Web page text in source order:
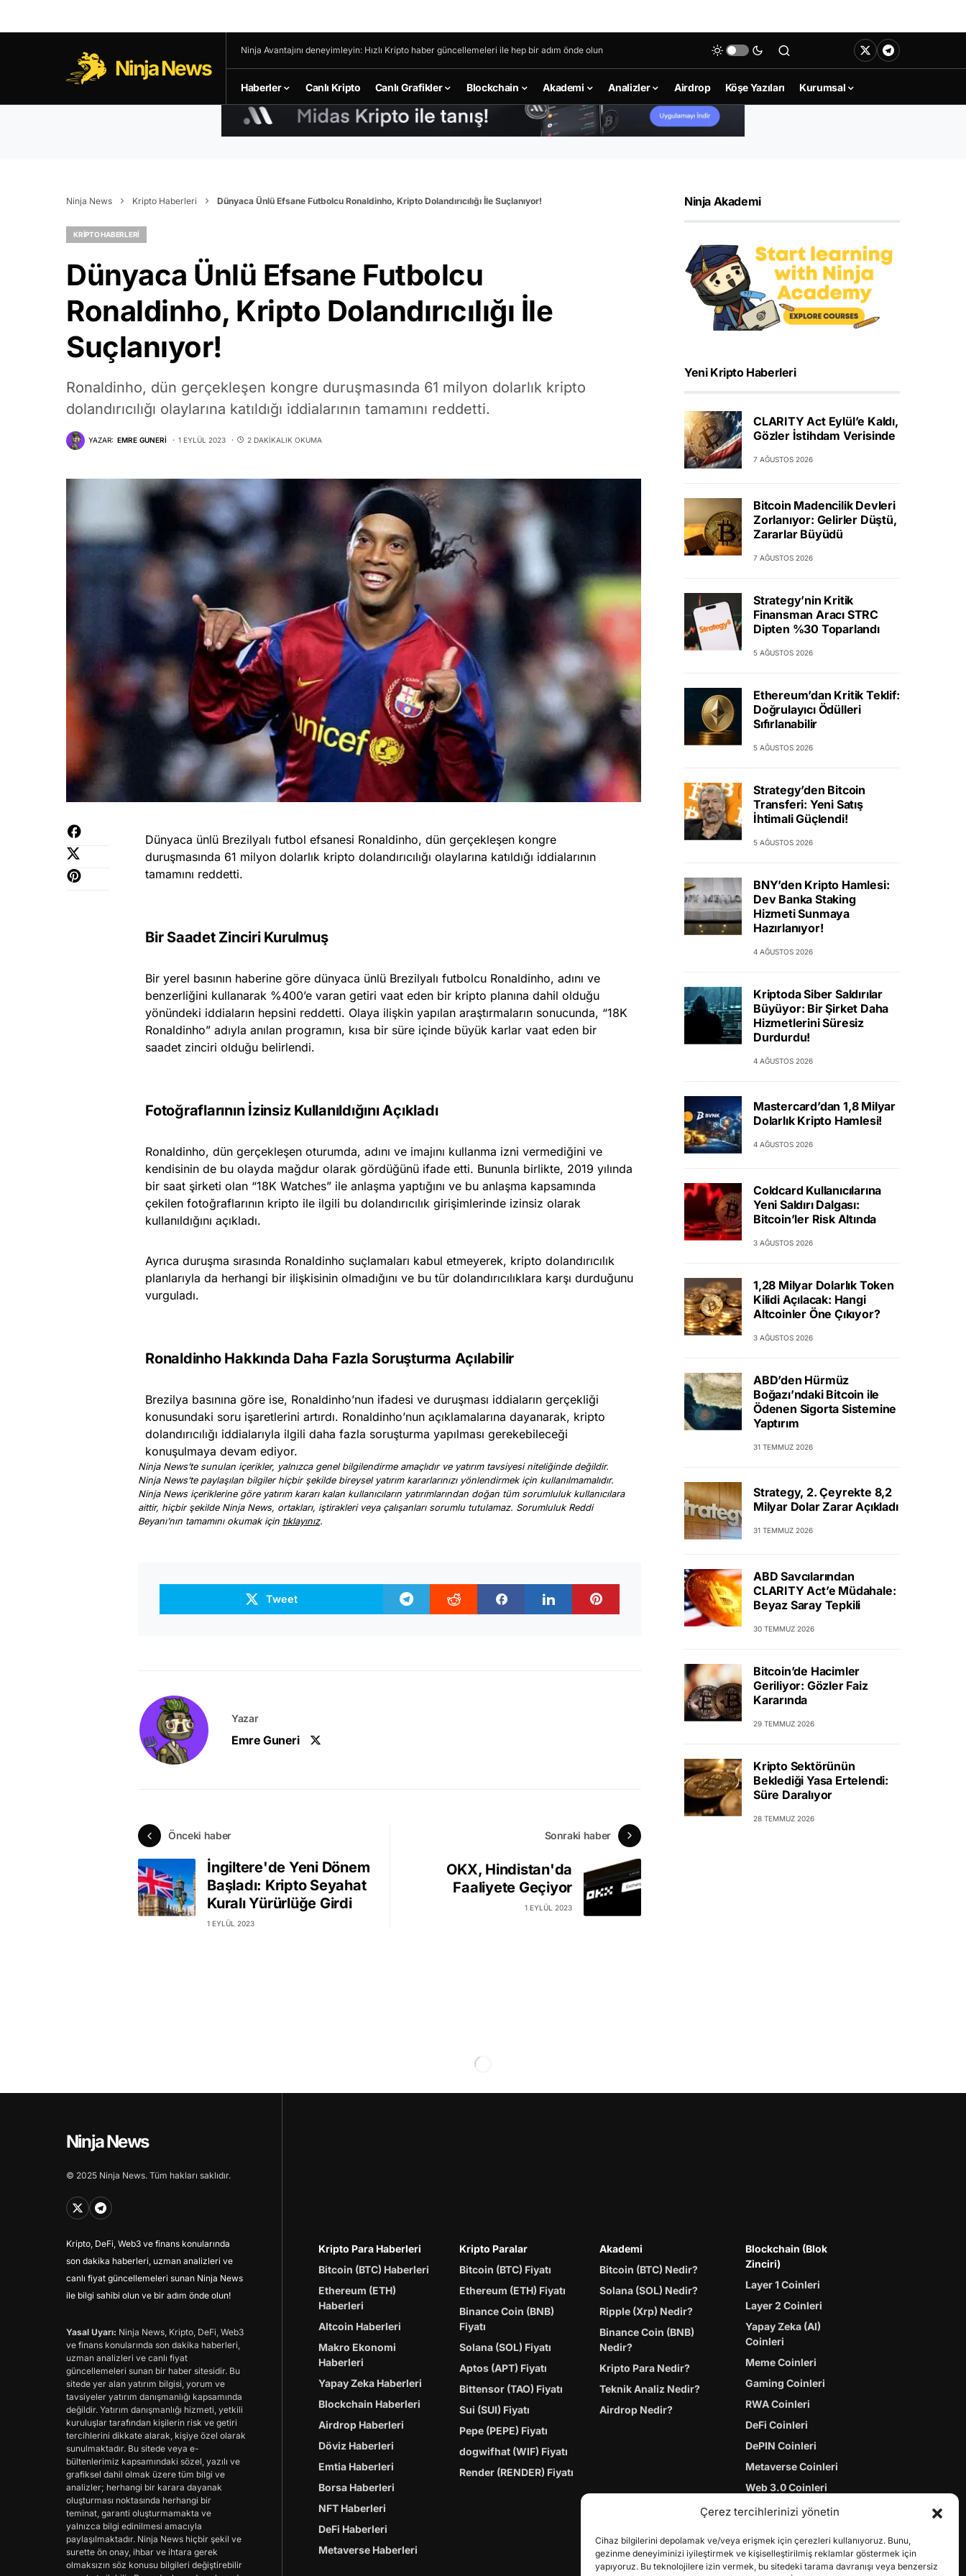
Çerez tercihlerinizi yönetin
Cihaz bilgilerini depolamak ve/veya erişmek için çerezleri kullanıyoruz. Bunu,
gezinme deneyiminizi iyileştirmek ve kişiselleştirilmiş reklamlar göstermek için
yapıyoruz. Bu teknolojilere izin vermek, bu sitedeki tarama davranışı veya benzersiz
Ninja News
Ninja Avantajını deneyimleyin: Hızlı Kripto haber güncellemeleri ile hep bir adım önde olun
Haberler Canlı Kripto Canlı Grafikler Blockchain Akademi Analizler Airdrop Köşe Yazıları Kurumsal
Ninja News Kripto Haberleri Dünyaca Ünlü Efsane Futbolcu Ronaldinho, Kripto Dolandırıcılığı İle Suçlanıyor!
KRIPTO HABERLERI
Dünyaca Ünlü Efsane Futbolcu
Ronaldinho, Kripto Dolandırıcılığı İle
Suçlanıyor!
Ronaldinho, dün gerçekleşen kongre duruşmasında 61 milyon dolarlık kripto
dolandırıcılığı olaylarına katıldığı iddialarının tamamını reddetti.
YAZAR: EMRE GUNERI 1 EYLÜL 2023 2 DAKIKALIK OKUMA
Dünyaca ünlü Brezilyalı futbol efsanesi Ronaldinho, dün gerçekleşen kongre
duruşmasında 61 milyon dolarlık kripto dolandırıcılığı olaylarına katıldığı iddialarının
tamamını reddetti.
Bir Saadet Zinciri Kurulmuş
Bir yerel basının haberine göre dünyaca ünlü Brezilyalı futbolcu Ronaldinho, adını ve
benzerliğini kullanarak %400’e varan getiri vaat eden bir kripto planına dahil olduğu
yönündeki iddiaların hepsini reddetti. Olaya ilişkin yapılan araştırmaların sonucunda, “18K
Ronaldinho” adıyla anılan programın, kısa bir süre içinde büyük karlar vaat eden bir
saadet zinciri olduğu belirlendi.
Fotoğraflarının İzinsiz Kullanıldığını Açıkladı
Ronaldinho, dün gerçekleşen oturumda, adını ve imajını kullanma izni vermediğini ve
kendisinin de bu olayda mağdur olarak gördüğünü ifade etti. Bununla birlikte, 2019 yılında
bir saat şirketi olan “18K Watches” ile anlaşma yaptığını ve bu anlaşma kapsamında
çekilen fotoğraflarının kripto ile ilgili bu dolandırıcılık girişimlerinde izinsiz olarak
kullanıldığını açıkladı.
Ayrıca duruşma sırasında Ronaldinho suçlamaları kabul etmeyerek, kripto dolandırıcılık
planlarıyla da herhangi bir ilişkisinin olmadığını ve bu tür dolandırıcılıklara karşı durduğunu
vurguladı.
Ronaldinho Hakkında Daha Fazla Soruşturma Açılabilir
Brezilya basınına göre ise, Ronaldinho’nun ifadesi ve duruşması iddiaların gerçekliği
konusundaki soru işaretlerini artırdı. Ronaldinho’nun açıklamalarına dayanarak, kripto
dolandırıcılığı iddialarıyla ilgili daha fazla soruşturma yapılması gerekebileceği
konuşulmaya devam ediyor.
Ninja News’te sunulan içerikler, yalnızca genel bilgilendirme amaçlıdır ve yatırım tavsiyesi niteliğinde değildir.
Ninja News’te paylaşılan bilgiler hiçbir şekilde bireysel yatırım kararlarınızı yönlendirmek için kullanılmamalıdır.
Ninja News içeriklerine göre yatırım kararı kalan kullanıcıların yatırımlarından doğan tüm sorumluluk kullanıcılara
aittir, hiçbir şekilde Ninja News, ortakları, iştirakleri veya çalışanları sorumlu tutulamaz. Sorumluluk Reddi
Beyanı’nın tamamını okumak için tıklayınız.
Tweet
Yazar
Emre Guneri
Önceki haber
İngiltere'de Yeni Dönem
Başladı: Kripto Seyahat
Kuralı Yürürlüğe Girdi
1 EYLÜL 2023
Sonraki haber
OKX, Hindistan'da
Faaliyete Geçiyor
1 EYLÜL 2023
Ninja Akademi
Yeni Kripto Haberleri
CLARITY Act Eylül’e Kaldı,
Gözler İstihdam Verisinde
7 AĞUSTOS 2026
Bitcoin Madencilik Devleri
Zorlanıyor: Gelirler Düştü,
Zararlar Büyüdü
7 AĞUSTOS 2026
Strategy’nin Kritik
Finansman Aracı STRC
Dipten %30 Toparlandı
5 AĞUSTOS 2026
Ethereum’dan Kritik Teklif:
Doğrulayıcı Ödülleri
Sıfırlanabilir
5 AĞUSTOS 2026
Strategy’den Bitcoin
Transferi: Yeni Satış
İhtimali Güçlendi!
5 AĞUSTOS 2026
BNY’den Kripto Hamlesi:
Dev Banka Staking
Hizmeti Sunmaya
Hazırlanıyor!
4 AĞUSTOS 2026
Kriptoda Siber Saldırılar
Büyüyor: Bir Şirket Daha
Hizmetlerini Süresiz
Durdurdu!
4 AĞUSTOS 2026
Mastercard’dan 1,8 Milyar
Dolarlık Kripto Hamlesi!
4 AĞUSTOS 2026
Coldcard Kullanıcılarına
Yeni Saldırı Dalgası:
Bitcoin’ler Risk Altında
3 AĞUSTOS 2026
1,28 Milyar Dolarlık Token
Kilidi Açılacak: Hangi
Altcoinler Öne Çıkıyor?
3 AĞUSTOS 2026
ABD’den Hürmüz
Boğazı’ndaki Bitcoin ile
Ödenen Sigorta Sistemine
Yaptırım
31 TEMMUZ 2026
Strategy, 2. Çeyrekte 8,2
Milyar Dolar Zarar Açıkladı
31 TEMMUZ 2026
ABD Savcılarından
CLARITY Act’e Müdahale:
Beyaz Saray Tepkili
30 TEMMUZ 2026
Bitcoin’de Hacimler
Geriliyor: Gözler Faiz
Kararında
29 TEMMUZ 2026
Kripto Sektörünün
Beklediği Yasa Ertelendi:
Süre Daralıyor
28 TEMMUZ 2026
Ninja News
© 2025 Ninja News. Tüm hakları saklıdır.
Kripto, DeFi, Web3 ve finans konularında
son dakika haberleri, uzman analizleri ve
canlı fiyat güncellemeleri sunan Ninja News
ile bilgi sahibi olun ve bir adım önde olun!
Yasal Uyarı: Ninja News, Kripto, DeFi, Web3
ve finans konularında son dakika haberleri,
uzman analizleri ve canlı fiyat
güncellemeleri sunan bir haber sitesidir. Bu
sitede yer alan yatırım bilgisi, yorum ve
tavsiyeler yatırım danışmanlığı kapsamında
değildir. Yatırım danışmanlığı hizmeti, yetkili
kuruluşlar tarafından kişilerin risk ve getiri
tercihlerini dikkate alarak, kişiye özel olarak
sunulmaktadır. Bu sitede veya e-
bültenlerimiz kapsamındaki sözel, yazılı ve
grafiksel dahil olmak üzere tüm bilgi ve
analizler; herhangi bir karara dayanak
oluşturması noktasında herhangi bir
teminat, garanti oluşturmamakta ve
yalnızca bilgi edinilmesi amacıyla
paylaşılmaktadır. Ninja News hiçbir şekil ve
surette ön onay, ihbar ve ihtara gerek
olmaksızın söz konusu bilgileri değiştirebilir
Kripto Para Haberleri
Bitcoin (BTC) Haberleri
Ethereum (ETH)
Haberleri
Altcoin Haberleri
Makro Ekonomi
Haberleri
Yapay Zeka Haberleri
Blockchain Haberleri
Airdrop Haberleri
Döviz Haberleri
Emtia Haberleri
Borsa Haberleri
NFT Haberleri
DeFi Haberleri
Metaverse Haberleri
Kripto Paralar
Bitcoin (BTC) Fiyatı
Ethereum (ETH) Fiyatı
Binance Coin (BNB)
Fiyatı
Solana (SOL) Fiyatı
Aptos (APT) Fiyatı
Bittensor (TAO) Fiyatı
Sui (SUI) Fiyatı
Pepe (PEPE) Fiyatı
dogwifhat (WIF) Fiyatı
Render (RENDER) Fiyatı
Akademi
Bitcoin (BTC) Nedir?
Solana (SOL) Nedir?
Ripple (Xrp) Nedir?
Binance Coin (BNB)
Nedir?
Kripto Para Nedir?
Teknik Analiz Nedir?
Airdrop Nedir?
Blockchain (Blok
Zinciri)
Layer 1 Coinleri
Layer 2 Coinleri
Yapay Zeka (AI)
Coinleri
Meme Coinleri
Gaming Coinleri
RWA Coinleri
DeFi Coinleri
DePIN Coinleri
Metaverse Coinleri
Web 3.0 Coinleri
Coin Türevleri